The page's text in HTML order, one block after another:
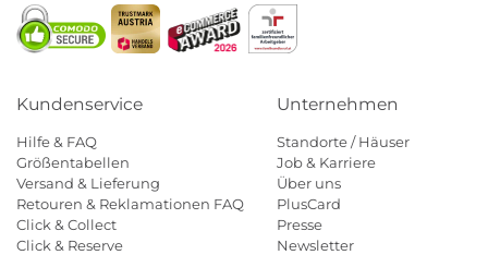
Kundenservice
Hilfe & FAQ
Größentabellen
Versand & Lieferung
Retouren & Reklamationen FAQ
Click & Collect
Click & Reserve
Unternehmen
Standorte / Häuser
Job & Karriere
Über uns
PlusCard
Presse
Newsletter